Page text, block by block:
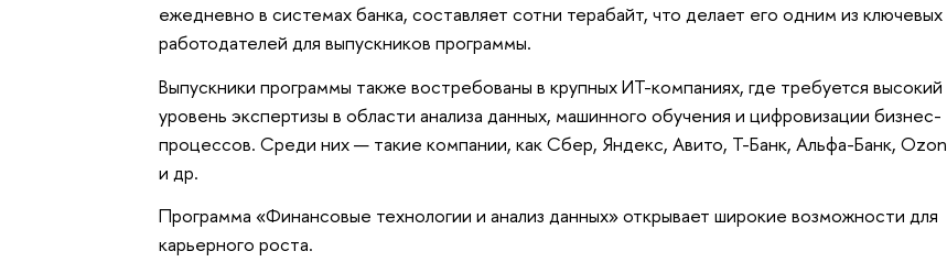
ежедневно в системах банка, составляет сотни терабайт, что делает его одним из ключевых
работодателей для выпускников программы.
Выпускники программы также востребованы в крупных ИТ-компаниях, где требуется высокий
уровень экспертизы в области анализа данных, машинного обучения и цифровизации бизнес-
процессов. Среди них — такие компании, как Сбер, Яндекс, Авито, Т-Банк, Альфа-Банк, Ozon
и др.
Программа «Финансовые технологии и анализ данных» открывает широкие возможности для
карьерного роста.